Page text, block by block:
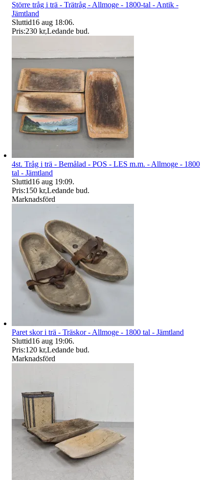
Större tråg i trä - Trätråg - Allmoge - 1800-tal - Antik -
Jämtland
Sluttid16 aug 18:06.
Pris:230 kr,Ledande bud.
4st. Tråg i trä - Bemålad - POS - LES m.m. - Allmoge - 1800
tal - Jämtland
Sluttid16 aug 19:09.
Pris:150 kr,Ledande bud.
Marknadsförd
Paret skor i trä - Träskor - Allmoge - 1800 tal - Jämtland
Sluttid16 aug 19:06.
Pris:120 kr,Ledande bud.
Marknadsförd